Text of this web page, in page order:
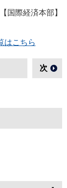
【国際経済本部】
はこちら
次